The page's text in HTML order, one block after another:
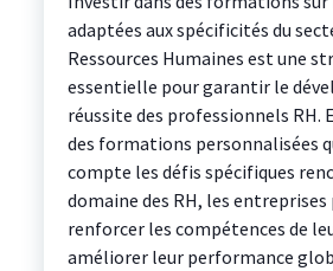
adaptées aux spécificités du
Ressources Humaines est une
essentielle pour garantir le
réussite des professionnels RH.
des formations personnalisées
compte les défis spécifiques
domaine des RH, les
renforcer les compétences de
améliorer leur performance